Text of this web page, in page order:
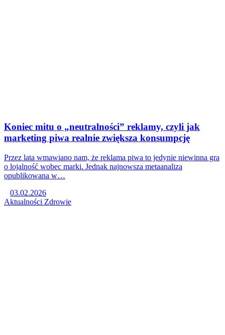
Koniec mitu o „neutralności” reklamy, czyli jak
marketing piwa realnie zwiększa konsumpcję
Przez lata wmawiano nam, że reklama piwa to jedynie niewinna gra
o lojalność wobec marki. Jednak najnowsza metaanaliza
opublikowana w…
03.02.2026
Aktualności Zdrowie